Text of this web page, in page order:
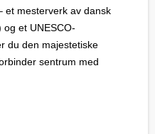
et mesterverk av dansk
et UNESCO-
du den majestetiske
sentrum med